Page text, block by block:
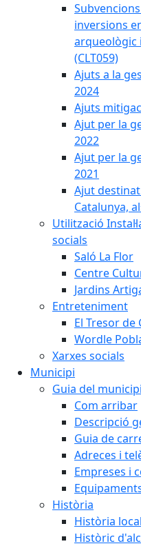
inversions
arqueològic
(CLT059)
Ajuts a la
2024
Ajuts
Ajut per la
2022
Ajut per la
2021
Ajut
Catalunya,
Utilització
socials
Saló La Flor
Centre
Jardins
Entreteniment
El Tresor de
Wordle
Xarxes socials
Municipi
Guia del municipi
Com arribar
Descripció
Guia de
Adreces i
Empreses i
Història
Història local
Històric